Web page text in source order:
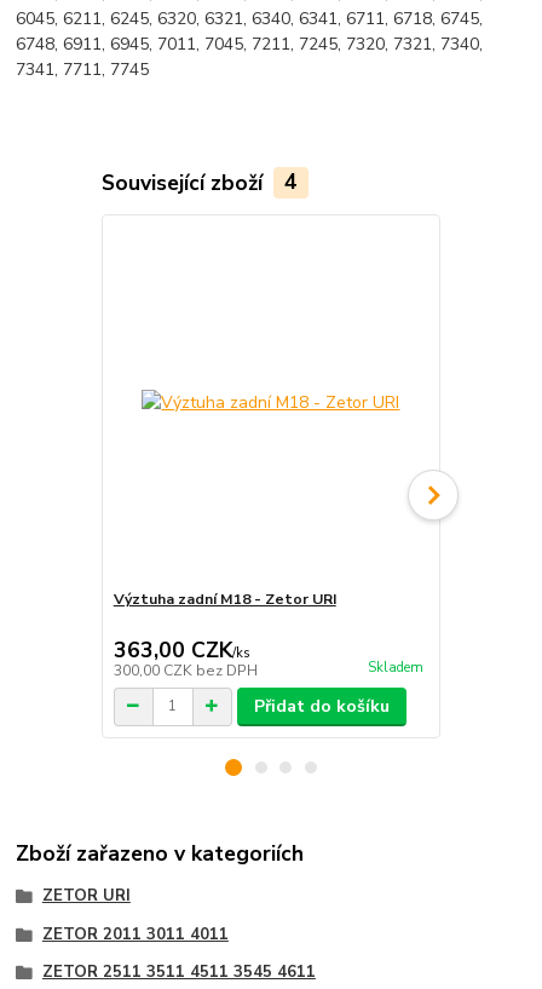
6045, 6211, 6245, 6320, 6321, 6340, 6341, 6711, 6718, 6745,
6748, 6911, 6945, 7011, 7045, 7211, 7245, 7320, 7321, 7340,
7341, 7711, 7745
Související zboží 4
Výztuha zadní M18 - Zetor URI
363,00 CZK/ks
300,00 CZK bez DPH Skladem
Přidat do košíku
Zboží zařazeno v kategoriích
ZETOR URI
ZETOR 2011 3011 4011
ZETOR 2511 3511 4511 3545 4611